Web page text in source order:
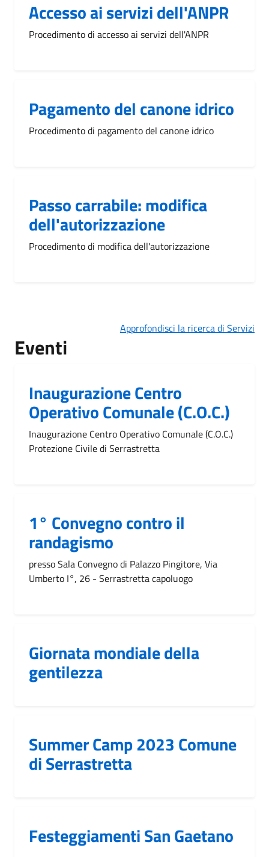
Accesso ai servizi dell'ANPR
Procedimento di accesso ai servizi dell'ANPR
Pagamento del canone idrico
Procedimento di pagamento del canone idrico
Passo carrabile: modifica
dell'autorizzazione
Procedimento di modifica dell'autorizzazione
Approfondisci la ricerca di Servizi
Eventi
Inaugurazione Centro
Operativo Comunale (C.O.C.)
Inaugurazione Centro Operativo Comunale (C.O.C.)
Protezione Civile di Serrastretta
1° Convegno contro il
randagismo
presso Sala Convegno di Palazzo Pingitore, Via
Umberto I°, 26 - Serrastretta capoluogo
Giornata mondiale della
gentilezza
Summer Camp 2023 Comune
di Serrastretta
Festeggiamenti San Gaetano